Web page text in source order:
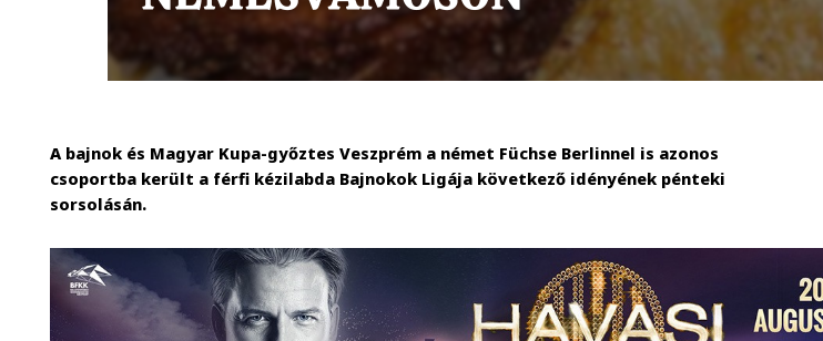
A bajnok és Magyar Kupa-győztes Veszprém a német Füchse Berlinnel is azonos
csoportba került a férfi kézilabda Bajnokok Ligája következő idényének pénteki
sorsolásán.